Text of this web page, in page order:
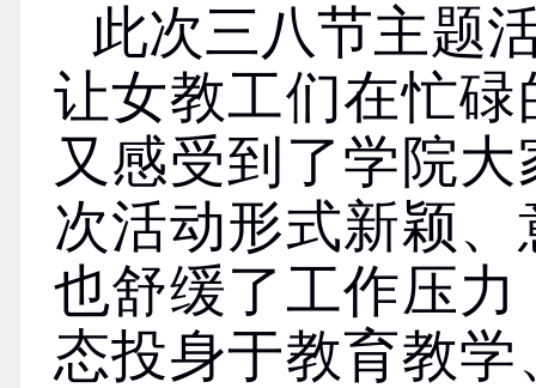
此次三八节主题
让女教工们在忙
又感受到了学院
次活动形式新颖
也舒缓了工作压
态投身于教育教